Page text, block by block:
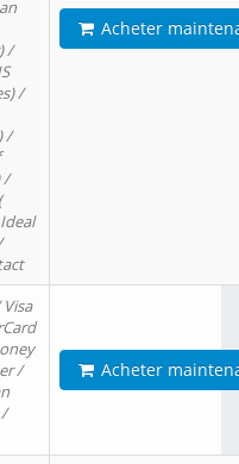
/
/
/
/
Acheter
/
Acheter